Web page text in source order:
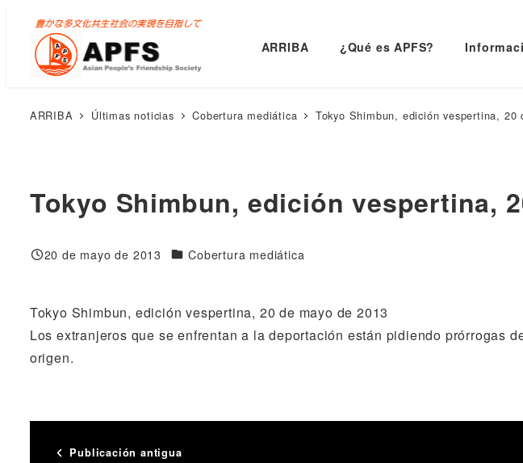
Saltar
contenido
ARRIBA ¿Qué es APFS?
ARRIBA Últimas noticias Cobertura mediática Tokyo Shimbun, edición vespertina, 20
Tokyo Shimbun, edición vespertina,
Publicado
20 de mayo de 2013 Categorías
Cobertura mediática
Tokyo Shimbun, edición vespertina, 20 de mayo de 2013
Los extranjeros que se enfrentan a la deportación están pidiendo prórrogas
origen.
Publicación antigua